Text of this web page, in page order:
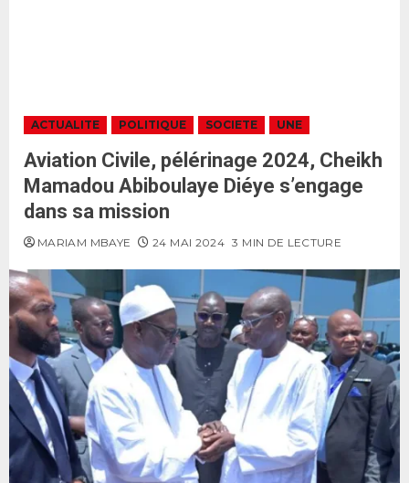
ACTUALITE POLITIQUE SOCIETE UNE
Aviation Civile, pélérinage 2024, Cheikh
Mamadou Abiboulaye Diéye s’engage
dans sa mission
MARIAM MBAYE 24 MAI 2024 3 MIN DE LECTURE